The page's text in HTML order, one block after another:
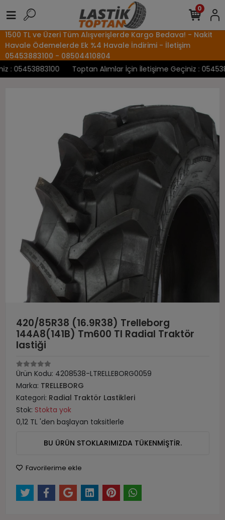
1500 TL ve Üzeri Tüm Alışverişlerde Kargo Bedava! - Nakit
Havale Ödemelerde Ek %4 Havale İndirimi - İletişim
05453883100 - 08504410804
05453883100
Toptan Alımlar İçin İletişime Geçiniz :
0
420/85R38 (16.9R38) Trelleborg
144A8(141B) Tm600 Tl Radial Traktör
lastiği
Ürün Kodu: 4208538-LTRELLEBORG0059
Marka: TRELLEBORG
Kategori: Radial Traktör Lastikleri
Stok: Stokta yok
0,12 TL 'den başlayan taksitlerle
BU ÜRÜN STOKLARIMIZDA TÜKENMİŞTİR.
Favorilerime ekle